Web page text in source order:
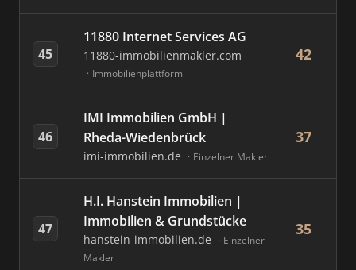
45
11880 Internet Services AG
11880-immobilienmakler.com
Immobilienplattform
42
46
IMI Immobilien GmbH |
Rheda-Wiedenbrück
imi-immobilien.de Einzelner Makler
37
47
H.I. Hanstein Immobilien |
Immobilien & Grundstücke
hanstein-immobilien.de
Einzelner
Makler
35